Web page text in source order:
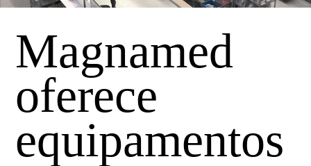
Magnamed
oferece
equipamentos